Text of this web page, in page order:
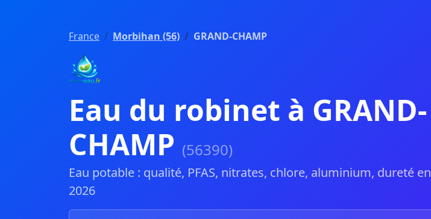
France Morbihan (56) GRAND-CHAMP
Eau du robinet à GRAND-
CHAMP (56390)
Eau potable : qualité, PFAS, nitrates, chlore, aluminium, dureté en
2026